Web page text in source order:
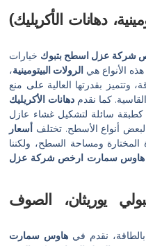
دهانات الأكريليك)
شركة عزل اسطح بتبوك خيارات
الأنواع هي الرولات البيتومينية،
وتتميز بقدرتها العالية على منع
كما نقدمدهانات الأكريليك
سائلة لتشكيل غشاء عازل
لبعض أنواع الأسطح. تختلف أسعار
المختارة ومساحة السطح، ولكننا
هاوس سمارت ارخص شركة عزل
يوريثان، الصوف
نقدم فيهاوس سمارت